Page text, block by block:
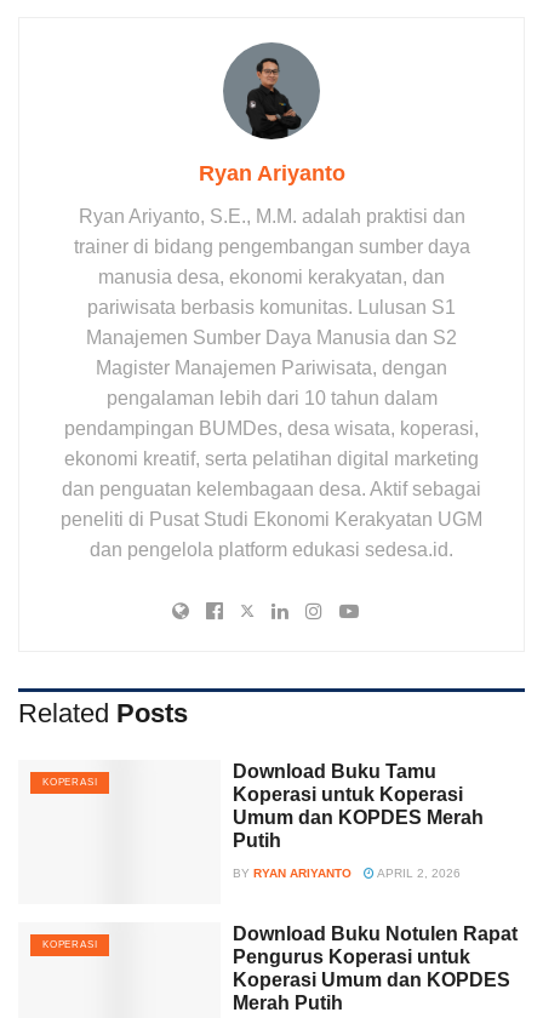
Ryan Ariyanto
Ryan Ariyanto, S.E., M.M. adalah praktisi dan
trainer di bidang pengembangan sumber daya
manusia desa, ekonomi kerakyatan, dan
pariwisata berbasis komunitas. Lulusan S1
Manajemen Sumber Daya Manusia dan S2
Magister Manajemen Pariwisata, dengan
pengalaman lebih dari 10 tahun dalam
pendampingan BUMDes, desa wisata, koperasi,
ekonomi kreatif, serta pelatihan digital marketing
dan penguatan kelembagaan desa. Aktif sebagai
peneliti di Pusat Studi Ekonomi Kerakyatan UGM
dan pengelola platform edukasi sedesa.id.
Related Posts
KOPERASI
Download Buku Tamu
Koperasi untuk Koperasi
Umum dan KOPDES Merah
Putih
BY RYAN ARIYANTO APRIL 2, 2026
KOPERASI
Download Buku Notulen Rapat
Pengurus Koperasi untuk
Koperasi Umum dan KOPDES
Merah Putih